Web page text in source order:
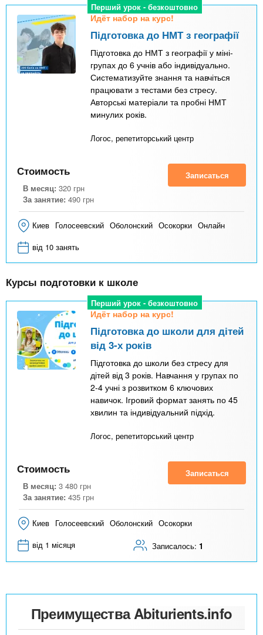
Перший урок - безкоштовно
Идёт набор на курс!
Підготовка до НМТ з географії
Підготовка до НМТ з географії у міні-
групах до 6 учнів або індивідуально.
Систематизуйте знання та навчіться
працювати з тестами без стресу.
Авторські матеріали та пробні НМТ
минулих років.
Логос, репетиторський центр
Стоимость
В месяц: 320 грн
За занятие: 490 грн
Записаться
Киев Голосеевский Оболонский Осокорки Онлайн
від 10 занять
Курсы подготовки к школе
Перший урок - безкоштовно
Идёт набор на курс!
Підготовка до школи для дітей
від 3-х років
Підготовка до школи без стресу для
дітей від 3 років. Навчання у групах по
2-4 учні з розвитком 6 ключових
навичок. Ігровий формат занять по 45
хвилин та індивідуальний підхід.
Логос, репетиторський центр
Стоимость
В месяц: 3 480 грн
За занятие: 435 грн
Записаться
Киев Голосеевский Оболонский Осокорки
від 1 місяця
Записалось: 1
Преимущества Abiturients.info